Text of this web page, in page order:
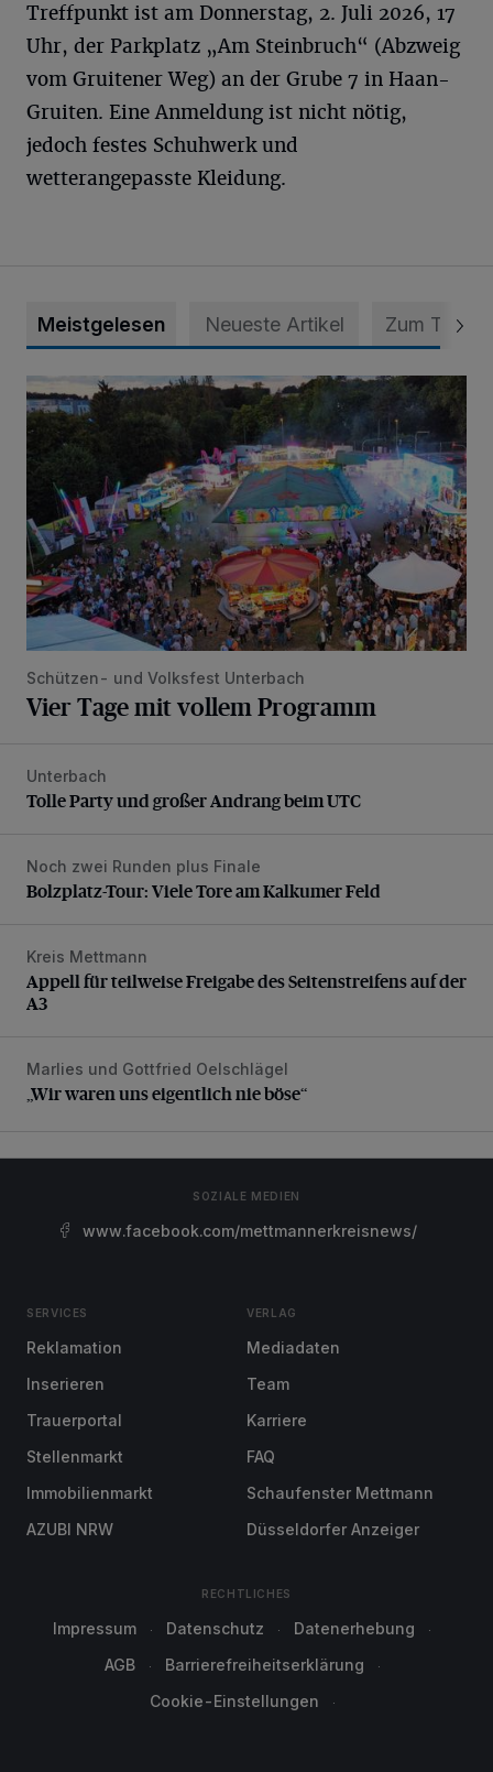
Treffpunkt ist am Donnerstag, 2. Juli 2026, 17
Uhr, der Parkplatz „Am Steinbruch“ (Abzweig
vom Gruitener Weg) an der Grube 7 in Haan-
Gruiten. Eine Anmeldung ist nicht nötig,
jedoch festes Schuhwerk und
wetterangepasste Kleidung.
Meistgelesen Neueste Artikel Zum Thema
Vier Tage mit vollem Programm
Schützen- und Volksfest Unterbach
Vier Tage mit vollem Programm
Tolle Party und großer Andrang beim UTC
Unterbach
Tolle Party und großer Andrang beim UTC
Bolzplatz-Tour: Viele Tore am Kalkumer Feld
Noch zwei Runden plus Finale
Bolzplatz-Tour: Viele Tore am Kalkumer Feld
Appell für teilweise Freigabe des Seitenstreifens auf der A3
Kreis Mettmann
Appell für teilweise Freigabe des Seitenstreifens auf der
A3
„Wir waren uns eigentlich nie böse“
Marlies und Gottfried Oelschlägel
„Wir waren uns eigentlich nie böse“
SOZIALE MEDIEN
www.facebook.com/mettmannerkreisnews/
SERVICES
Reklamation
Inserieren
Trauerportal
Stellenmarkt
Immobilienmarkt
AZUBI NRW
VERLAG
Mediadaten
Team
Karriere
FAQ
Schaufenster Mettmann
Düsseldorfer Anzeiger
RECHTLICHES
Impressum Datenschutz
Datenerhebung
AGB
Barrierefreiheitserklärung
Cookie-Einstellungen